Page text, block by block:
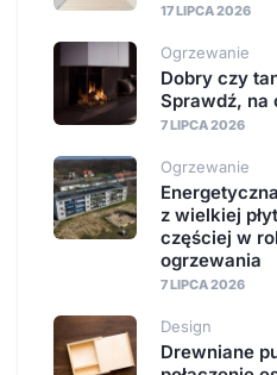
17 LIPCA 2026
Ogrzewanie
Dobry czy
Sprawdź, na
7 LIPCA 2026
Ogrzewanie
z wielkiej
częściej w
ogrzewania
7 LIPCA 2026
Design
Drewniane